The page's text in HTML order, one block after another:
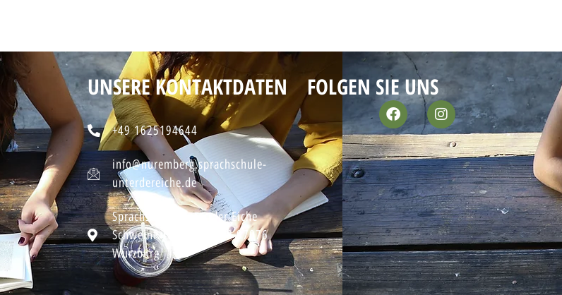
UNSERE KONTAKTDATEN
+49 1625194644
info@nuremberg.sprachschule-
unterdereiche.de
Sprachschule Unter der Eiche
Schweinfurter Straße 28 97076
Würzburg
FOLGEN SIE UNS